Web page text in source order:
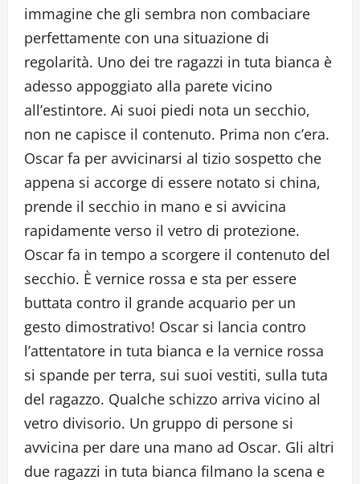
immagine che gli sembra non combaciare
perfettamente con una situazione di
regolarità. Uno dei tre ragazzi in tuta bianca è
adesso appoggiato alla parete vicino
all’estintore. Ai suoi piedi nota un secchio,
non ne capisce il contenuto. Prima non c’era.
Oscar fa per avvicinarsi al tizio sospetto che
appena si accorge di essere notato si china,
prende il secchio in mano e si avvicina
rapidamente verso il vetro di protezione.
Oscar fa in tempo a scorgere il contenuto del
secchio. È vernice rossa e sta per essere
buttata contro il grande acquario per un
gesto dimostrativo! Oscar si lancia contro
l’attentatore in tuta bianca e la vernice rossa
si spande per terra, sui suoi vestiti, sulla tuta
del ragazzo. Qualche schizzo arriva vicino al
vetro divisorio. Un gruppo di persone si
avvicina per dare una mano ad Oscar. Gli altri
due ragazzi in tuta bianca filmano la scena e